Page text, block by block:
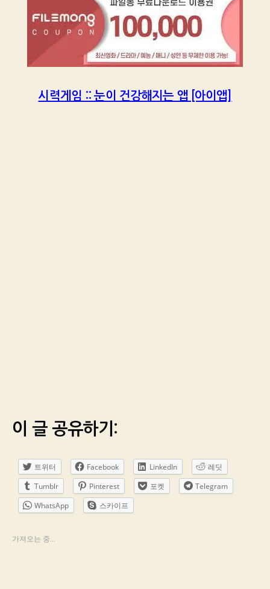
시력게임 :: 눈이 건강해지는 앱 [아이앱]
이 글 공유하기:
트위터 Facebook LinkedIn
레딧
Tumblr
Pinterest 포켓
Telegram
WhatsApp
스카이프
가져오는 중...